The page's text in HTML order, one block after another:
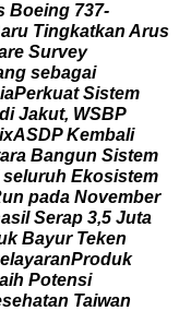
Boeing 737-
aru Tingkatkan Arus
re Survey
ng sebagai
iaPerkuat Sistem
di Jakut, WSBP
ixASDP Kembali
ara Bangun Sistem
seluruh Ekosistem
un pada November
asil Serap 3,5 Juta
k Bayur Teken
elayaranProduk
aih Potensi
sehatan Taiwan